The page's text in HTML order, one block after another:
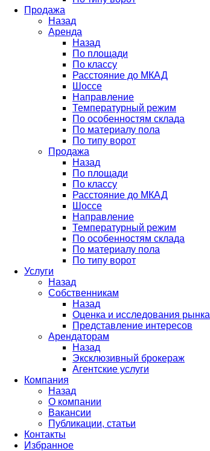
Продажа
Назад
Аренда
Назад
По площади
По классу
Расстояние до МКАД
Шоссе
Направление
Температурный режим
По особенностям склада
По материалу пола
По типу ворот
Продажа
Назад
По площади
По классу
Расстояние до МКАД
Шоссе
Направление
Температурный режим
По особенностям склада
По материалу пола
По типу ворот
Услуги
Назад
Собственникам
Назад
Оценка и исследования рынка
Представление интересов
Арендаторам
Назад
Эксклюзивный брокераж
Агентские услуги
Компания
Назад
О компании
Вакансии
Публикации, статьи
Контакты
Избранное